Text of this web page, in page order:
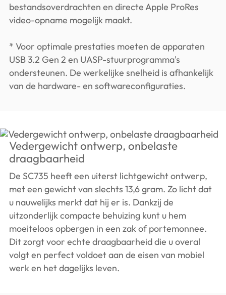
bestandsoverdrachten en directe Apple ProRes
video-opname mogelijk maakt.
* Voor optimale prestaties moeten de apparaten
USB 3.2 Gen 2 en UASP-stuurprogramma's
ondersteunen. De werkelijke snelheid is afhankelijk
van de hardware- en softwareconfiguraties.
Vedergewicht ontwerp, onbelaste
draagbaarheid
De SC735 heeft een uiterst lichtgewicht ontwerp,
met een gewicht van slechts 13,6 gram. Zo licht dat
u nauwelijks merkt dat hij er is. Dankzij de
uitzonderlijk compacte behuizing kunt u hem
moeiteloos opbergen in een zak of portemonnee.
Dit zorgt voor echte draagbaarheid die u overal
volgt en perfect voldoet aan de eisen van mobiel
werk en het dagelijks leven.